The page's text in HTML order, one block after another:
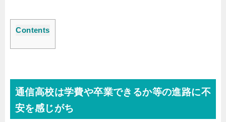
Contents
通信高校は学費や卒業できるか等の進路に不
安を感じがち